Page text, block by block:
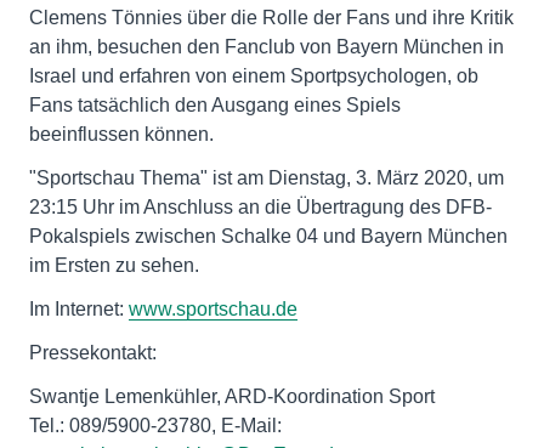
Clemens Tönnies über die Rolle der Fans und ihre Kritik
an ihm, besuchen den Fanclub von Bayern München in
Israel und erfahren von einem Sportpsychologen, ob
Fans tatsächlich den Ausgang eines Spiels
beeinflussen können.
"Sportschau Thema" ist am Dienstag, 3. März 2020, um
23:15 Uhr im Anschluss an die Übertragung des DFB-
Pokalspiels zwischen Schalke 04 und Bayern München
im Ersten zu sehen.
Im Internet: www.sportschau.de
Pressekontakt:
Swantje Lemenkühler, ARD-Koordination Sport
Tel.: 089/5900-23780, E-Mail: